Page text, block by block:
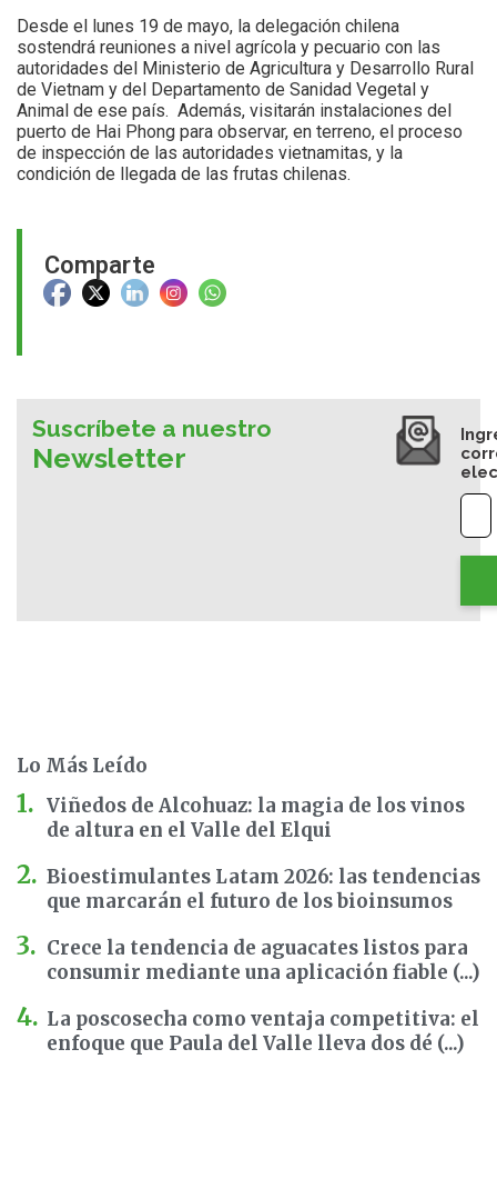
Comparte
Desde el lunes 19 de mayo, la delegación chilena
sostendrá reuniones a nivel agrícola y pecuario con las
autoridades del Ministerio de Agricultura y Desarrollo Rural
de Vietnam y del Departamento de Sanidad Vegetal y
Animal de ese país. Además, visitarán instalaciones del
puerto de Hai Phong para observar, en terreno, el proceso
de inspección de las autoridades vietnamitas, y la
condición de llegada de las frutas chilenas.
Suscríbete a nuestro
Newsletter
Lo Más Leído
Viñedos de Alcohuaz: la magia de los vinos
de altura en el Valle del Elqui
Bioestimulantes Latam 2026: las tendencias
que marcarán el futuro de los bioinsumos
Crece la tendencia de aguacates listos para
consumir mediante una aplicación fiable (...)
La poscosecha como ventaja competitiva: el
enfoque que Paula del Valle lleva dos dé (...)